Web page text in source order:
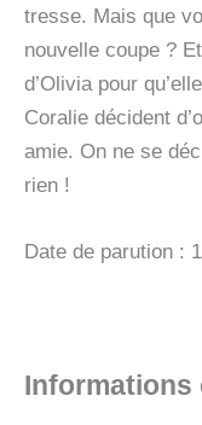
tresse. Mais que
nouvelle coupe ?
d’Olivia pour
Coralie décident
amie. On ne se
rien !
Date de parution :
Informations